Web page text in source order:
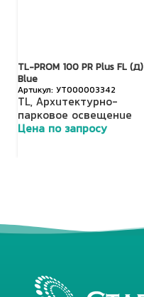
TL-PROM 100 PR Plus FL (Д)
Blue
УТ000003342
TL, Архитектурно-
парковое освещение
Цена по запросу